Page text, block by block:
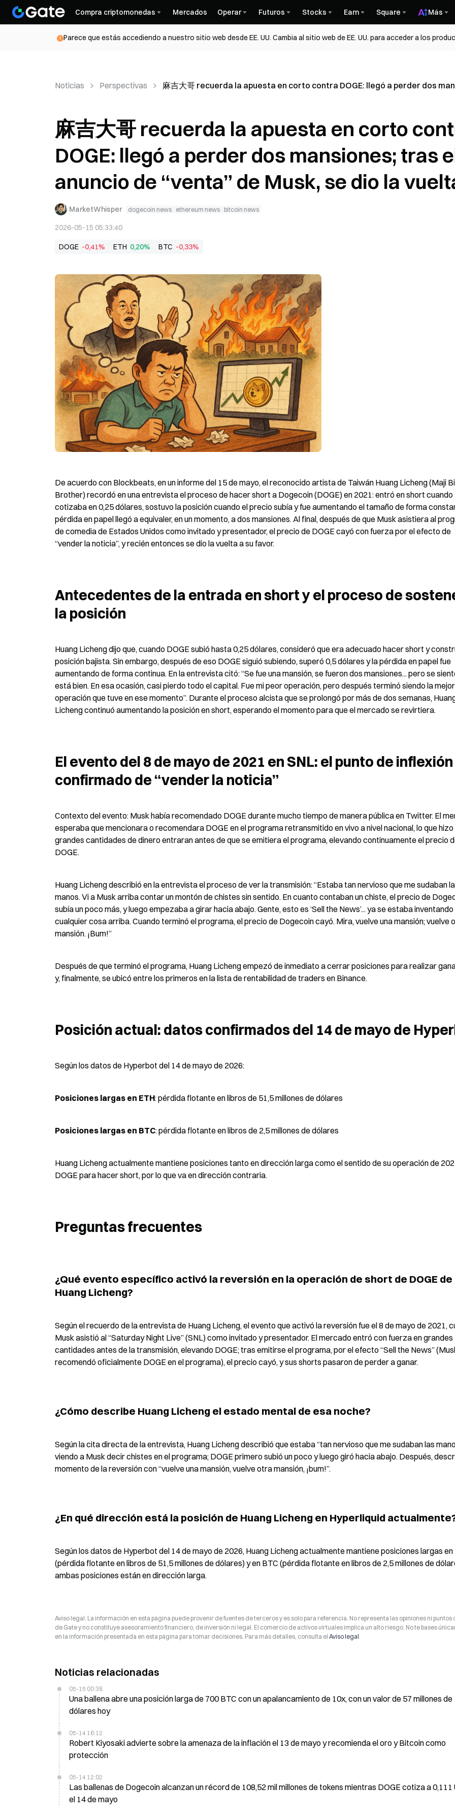
Compra criptomonedas Mercados Operar Futuros Stocks Earn Square Más
Parece que estás accediendo a nuestro sitio web desde EE. UU. Cambia al sitio web de EE. UU. para acceder a los
Noticias Perspectivas 麻吉大哥 recuerda la apuesta en corto contra DOGE: llegó a perder dos
麻吉大哥 recuerda la apuesta en corto
DOGE: llegó a perder dos mansiones; tras
anuncio de “venta” de Musk, se dio la
MarketWhisper dogecoin news ethereum news bitcoin news
2026-05-15 05:33:40
DOGE -0,41% ETH 0,20% BTC -0,33%
De acuerdo con Blockbeats, en un informe del 15 de mayo, el reconocido artista de Taiwán Huang Licheng (Maji
Brother) recordó en una entrevista el proceso de hacer short a Dogecoin (DOGE) en 2021: entró en short cuando
cotizaba en 0,25 dólares, sostuvo la posición cuando el precio subía y fue aumentando el tamaño de forma
pérdida en papel llegó a equivaler, en un momento, a dos mansiones. Al final, después de que Musk asistiera al
de comedia de Estados Unidos como invitado y presentador, el precio de DOGE cayó con fuerza por el efecto de
“vender la noticia”, y recién entonces se dio la vuelta a su favor.
Antecedentes de la entrada en short y el proceso de
la posición
Huang Licheng dijo que, cuando DOGE subió hasta 0,25 dólares, consideró que era adecuado hacer short y
posición bajista. Sin embargo, después de eso DOGE siguió subiendo, superó 0,5 dólares y la pérdida en papel fue
aumentando de forma continua. En la entrevista citó: “Se fue una mansión, se fueron dos mansiones... pero se
está bien. En esa ocasión, casi pierdo todo el capital. Fue mi peor operación, pero después terminó siendo la mejor
operación que tuve en ese momento”. Durante el proceso alcista que se prolongó por más de dos semanas,
Licheng continuó aumentando la posición en short, esperando el momento para que el mercado se revirtiera.
El evento del 8 de mayo de 2021 en SNL: el punto de inflexión
confirmado de “vender la noticia”
Contexto del evento: Musk había recomendado DOGE durante mucho tiempo de manera pública en Twitter. El
esperaba que mencionara o recomendara DOGE en el programa retransmitido en vivo a nivel nacional, lo que hizo
grandes cantidades de dinero entraran antes de que se emitiera el programa, elevando continuamente el precio
DOGE.
Huang Licheng describió en la entrevista el proceso de ver la transmisión: “Estaba tan nervioso que me sudaban
manos. Vi a Musk arriba contar un montón de chistes sin sentido. En cuanto contaban un chiste, el precio de
subía un poco más, y luego empezaba a girar hacia abajo. Gente, esto es ‘Sell the News’... ya se estaba inventando
cualquier cosa arriba. Cuando terminó el programa, el precio de Dogecoin cayó. Mira, vuelve una mansión; vuelve
mansión. ¡Bum!”
Después de que terminó el programa, Huang Licheng empezó de inmediato a cerrar posiciones para realizar
y, finalmente, se ubicó entre los primeros en la lista de rentabilidad de traders en Binance.
Posición actual: datos confirmados del 14 de mayo de
Según los datos de Hyperbot del 14 de mayo de 2026:
Posiciones largas en ETH: pérdida flotante en libros de 51,5 millones de dólares
Posiciones largas en BTC: pérdida flotante en libros de 2,5 millones de dólares
Huang Licheng actualmente mantiene posiciones tanto en dirección larga como el sentido de su operación de
DOGE para hacer short, por lo que va en dirección contraria.
Preguntas frecuentes
¿Qué evento específico activó la reversión en la operación de short de DOGE de
Huang Licheng?
Según el recuerdo de la entrevista de Huang Licheng, el evento que activó la reversión fue el 8 de mayo de 2021,
Musk asistió al “Saturday Night Live” (SNL) como invitado y presentador. El mercado entró con fuerza en grandes
cantidades antes de la transmisión, elevando DOGE; tras emitirse el programa, por el efecto “Sell the News”
recomendó oficialmente DOGE en el programa), el precio cayó, y sus shorts pasaron de perder a ganar.
¿Cómo describe Huang Licheng el estado mental de esa noche?
Según la cita directa de la entrevista, Huang Licheng describió que estaba “tan nervioso que me sudaban las
viendo a Musk decir chistes en el programa; DOGE primero subió un poco y luego giró hacia abajo. Después,
momento de la reversión con “vuelve una mansión, vuelve otra mansión, ¡bum!”.
¿En qué dirección está la posición de Huang Licheng en Hyperliquid
Según los datos de Hyperbot del 14 de mayo de 2026, Huang Licheng actualmente mantiene posiciones largas en
(pérdida flotante en libros de 51,5 millones de dólares) y en BTC (pérdida flotante en libros de 2,5 millones de
ambas posiciones están en dirección larga.
Aviso legal: La información en esta página puede provenir de fuentes de terceros y es solo para referencia. No representa las opiniones ni puntos
de Gate y no constituye asesoramiento financiero, de inversión ni legal. El comercio de activos virtuales implica un alto riesgo. No te bases
en la información presentada en esta página para tomar decisiones. Para más detalles, consulta el Aviso legal.
Noticias relacionadas
05-15 00:38
Una ballena abre una posición larga de 700 BTC con un apalancamiento de 10x, con un valor de 57 millones de
dólares hoy
05-14 16:12
Robert Kiyosaki advierte sobre la amenaza de la inflación el 13 de mayo y recomienda el oro y Bitcoin como
protección
05-14 12:02
Las ballenas de Dogecoin alcanzan un récord de 108,52 mil millones de tokens mientras DOGE cotiza a 0,111
el 14 de mayo